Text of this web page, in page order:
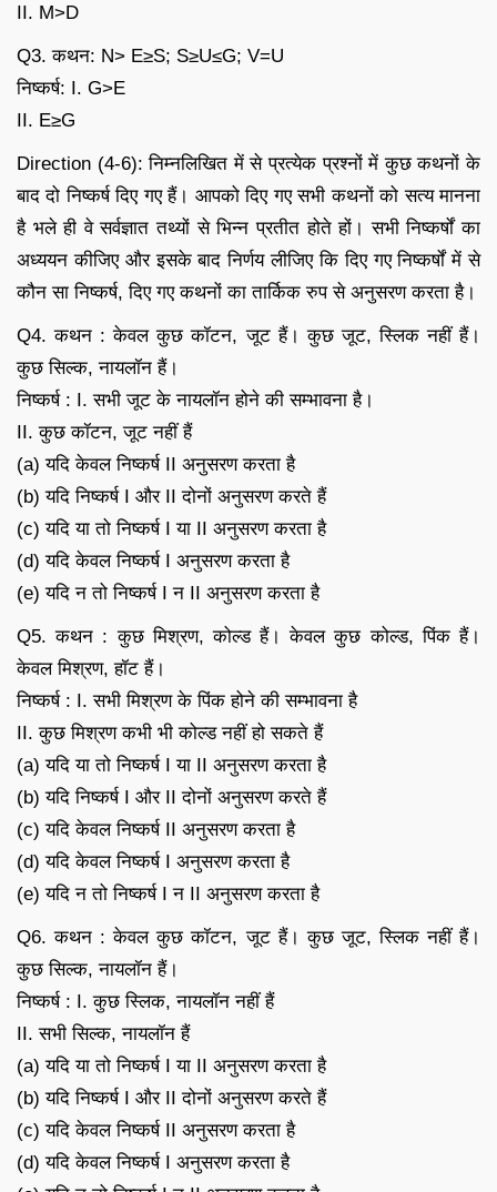
II. M>D
Q3. कथन: N> E≥S; S≥U≤G; V=U
निष्कर्ष: I. G>E
II. E≥G
Direction (4-6): निम्नलिखित में से प्रत्येक प्रश्नों में कुछ कथनों के
बाद दो निष्कर्ष दिए गए हैं। आपको दिए गए सभी कथनों को सत्य मानना
है भले ही वे सर्वज्ञात तथ्यों से भिन्न प्रतीत होते हों। सभी निष्कर्षों का
अध्ययन कीजिए और इसके बाद निर्णय लीजिए कि दिए गए निष्कर्षों में से
कौन सा निष्कर्ष, दिए गए कथनों का तार्किक रुप से अनुसरण करता है।
Q4. कथन : केवल कुछ कॉटन, जूट हैं। कुछ जूट, स्लिक नहीं हैं।
कुछ सिल्क, नायलॉन हैं।
निष्कर्ष : I. सभी जूट के नायलॉन होने की सम्भावना है।
II. कुछ कॉटन, जूट नहीं हैं
(a) यदि केवल निष्कर्ष II अनुसरण करता है
(b) यदि निष्कर्ष I और II दोनों अनुसरण करते हैं
(c) यदि या तो निष्कर्ष I या II अनुसरण करता है
(d) यदि केवल निष्कर्ष I अनुसरण करता है
(e) यदि न तो निष्कर्ष I न II अनुसरण करता है
Q5. कथन : कुछ मिश्रण, कोल्ड हैं। केवल कुछ कोल्ड, पिंक हैं।
केवल मिश्रण, हॉट हैं।
निष्कर्ष : I. सभी मिश्रण के पिंक होने की सम्भावना है
II. कुछ मिश्रण कभी भी कोल्ड नहीं हो सकते हैं
(a) यदि या तो निष्कर्ष I या II अनुसरण करता है
(b) यदि निष्कर्ष I और II दोनों अनुसरण करते हैं
(c) यदि केवल निष्कर्ष II अनुसरण करता है
(d) यदि केवल निष्कर्ष I अनुसरण करता है
(e) यदि न तो निष्कर्ष I न II अनुसरण करता है
Q6. कथन : केवल कुछ कॉटन, जूट हैं। कुछ जूट, स्लिक नहीं हैं।
कुछ सिल्क, नायलॉन हैं।
निष्कर्ष : I. कुछ स्लिक, नायलॉन नहीं हैं
II. सभी सिल्क, नायलॉन हैं
(a) यदि या तो निष्कर्ष I या II अनुसरण करता है
(b) यदि निष्कर्ष I और II दोनों अनुसरण करते हैं
(c) यदि केवल निष्कर्ष II अनुसरण करता है
(d) यदि केवल निष्कर्ष I अनुसरण करता है